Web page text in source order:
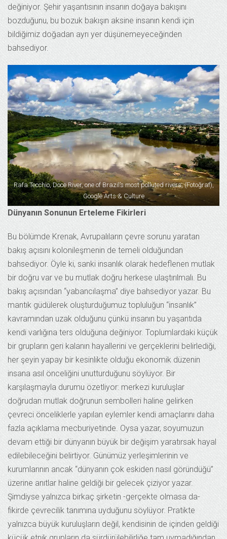
değiniyor. Şehir yaşantısının insanın doğaya bakışını
bozduğunu, bu bozuk bakışın aksine insanın kendi için
bildiğimiz doğadan ayrı yer düşünemeyeceğinden
bahsediyor.
Rafa Tecchio, Doce River, one of Brazil’s most polluted rivers, (Fotoğraf),
Google Arts & Culture
Dünyanın Sonunun Erteleme Fikirleri
Bu bölümde Krenak, Avrupalıların çevre sorunu yaratan
bakış açısını kolonileşmenin de temeli olduğundan
bahsediyor. Öyle ki, sanki insanlık olarak hedeflenen mutlak
bir doğru var ve bu mutlak doğru herkese ulaştırılmalı. Bu
bakış açısından “yabancılaşma” diye bahsediyor yazar. Bu
mantık güdülerek oluşturduğumuz topluluğun “insanlık”
kavramından uzak olduğunu çünkü insanın bu yaşantıda
kendi varlığına ters olduğuna değiniyor. Toplumlardaki küçük
bir grupların geri kalanın hayallerini ve gerçeklerini belirlediği,
her şeyin yapay bir kesinlikte olduğu ekonomik düzenin
insana asıl önceliğini unutturduğunu söylüyor. Bir
karşılaşmayla durumu özetliyor: merkezi kuruluşlar
doğrudan mutlak doğrunun sembolleri haline gelirken
çevreci önceliklerle yapılan eylemler kendi amaçlarını daha
fazla açıklama mecburiyetinde. Oysa yazar, soyumuzun
devam ettiği bir dünyanın büyük bir değişim yaratırsak hayal
edilebileceğini belirtiyor. Günümüz yerleşimlerinin ve
kurumlarının ancak “dünyanın çok eskiden nasıl göründüğü”
üzerine anıtlar haline geldiği bir gelecek çiziyor yazar.
Şimdiyse yalnızca birkaç şirketin -gerçekte olmasa da-
fikirde çevrecilik tanımına uyduğunu söylüyor. Pratikte
yalnızca büyük kuruluşların değil, kendisinin de içinden geldiği